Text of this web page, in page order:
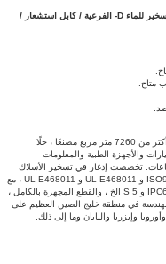
مضخة تسخير / IP 68 حقن صب / شهادة PMP / تسخير للماء D- الفرعية / كابل استشعار /
متاح.
تقدم شركة Edgar Auto ظفيرةes Ltd. ، مع مكاتب تصميم وأكثر من 7260 متر مربع مصنعًا ، حلًا
والأجهزة الطبية والمعلومات
تخصصت إدغار في تسخير الأسلاك
على مدى 20 عامًا ، معتمدة من قبل IATF / TS16949 و ISO9001 و UL E468011 و UL E468011 ، مع
موظفين مدربين تدريباً جيداً الذين تم تدريبهم على PMP و IPC620 و 5 S الخ ، والقطع المجهزة بالكامل ،
في منطقة خليج الصين العظيم على